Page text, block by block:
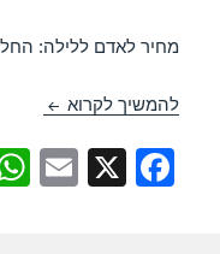
מחיר לאדם ללילה: החל מ-
להמשיך לקרוא חופשה
F
X
E